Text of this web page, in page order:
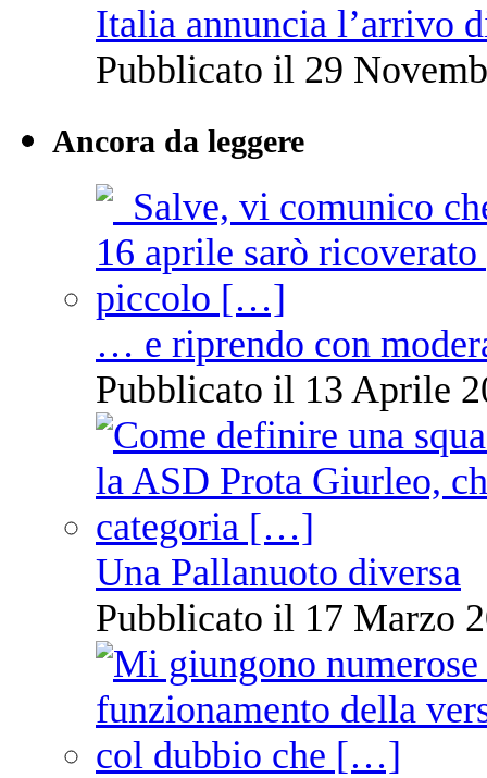
Italia annuncia l’arrivo
Pubblicato il 29
Ancora da leggere
… e riprendo con
Pubblicato il 13 Aprile
Una Pallanuoto diversa
Pubblicato il 17 Marzo